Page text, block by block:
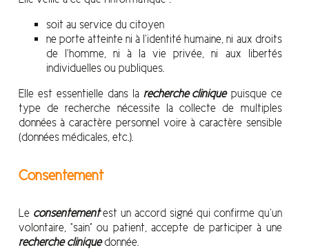
soit au service du citoyen
ne porte atteinte ni à l’identité humaine, ni aux droits
de l’homme, ni à la vie privée, ni aux libertés
individuelles ou publiques.
Elle est essentielle dans la recherche cliniquepuisque ce
type de recherche nécessite la collecte de multiples
données à caractère personnel voire à caractère sensible
(données médicales, etc.).
Consentement
Le consentementest un accord signé qui confirme qu’un
volontaire, “sain” ou patient, accepte de participer à une
recherche cliniquedonnée.